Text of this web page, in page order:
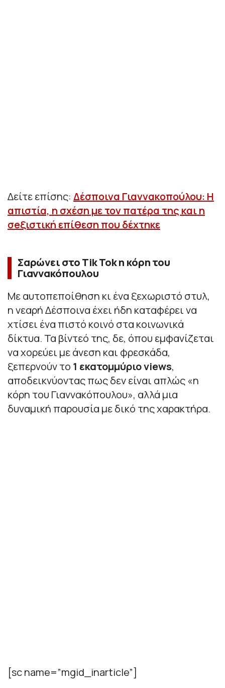
Δείτε επίσης: Δέσποινα Γιαννακοπούλου: Η
απιστία, η σχέση με τον πατέρα της και η
σeξιστική επίθεση που δέχτηκε
Σαρώνει στο Tik Tok η κόρη του
Γιαννακόπουλου
Με αυτοπεποίθηση κι ένα ξεχωριστό στυλ,
η νεαρή Δέσποινα έχει ήδη καταφέρει να
χτίσει ένα πιστό κοινό στα κοινωνικά
δίκτυα. Τα βίντεό της, δε, όπου εμφανίζεται
να χορεύει με άνεση και φρεσκάδα,
ξεπερνούν το 1 εκατομμύριο views,
αποδεικνύοντας πως δεν είναι απλώς «η
κόρη του Γιαννακόπουλου», αλλά μια
δυναμική παρουσία με δικό της χαρακτήρα.
[sc name=”mgid_inarticle”]